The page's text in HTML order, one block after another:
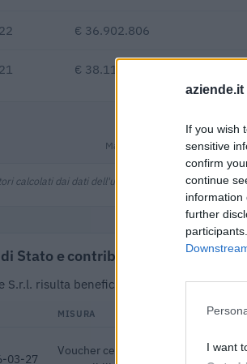
aziende.it
If you wish
sensitive
confirm
continue
information
further
I want
€ 36.902.806
€ 38.113.283
Margine netto
calcolati dai dati dell'ultimo bilancio disponibile.
Stato e contributi pubblici
S.r.l. risulta beneficiaria di 6 aiuti o
MISURA
03-27
Voucher certificazioni PMI per